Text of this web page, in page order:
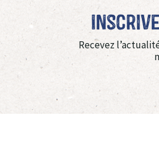
Recevez